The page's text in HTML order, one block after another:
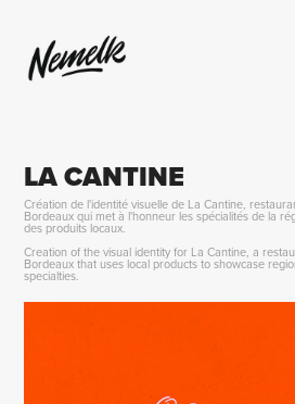
LA CANTINE
Création de l'identité visuelle de La Cantine,
Bordeaux qui met à l'honneur les spécialités de la
des produits locaux.
Creation of the visual identity for La Cantine, a
Bordeaux that uses local products to showcase
specialties.